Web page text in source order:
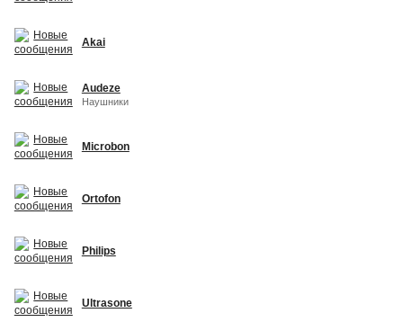
Akai
Audeze
Наушники
Microbon
Ortofon
Philips
Ultrasone